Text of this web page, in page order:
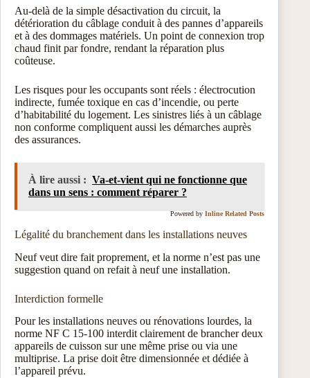
Au-delà de la simple désactivation du circuit, la
détérioration du câblage conduit à des pannes d’appareils
et à des dommages matériels. Un point de connexion trop
chaud finit par fondre, rendant la réparation plus
coûteuse.
Les risques pour les occupants sont réels : électrocution
indirecte, fumée toxique en cas d’incendie, ou perte
d’habitabilité du logement. Les sinistres liés à un câblage
non conforme compliquent aussi les démarches auprès
des assurances.
À lire aussi : Va-et-vient qui ne fonctionne que
dans un sens : comment réparer ?
Powered by Inline Related Posts
Légalité du branchement dans les installations neuves
Neuf veut dire fait proprement, et la norme n’est pas une
suggestion quand on refait à neuf une installation.
Interdiction formelle
Pour les installations neuves ou rénovations lourdes, la
norme NF C 15-100 interdit clairement de brancher deux
appareils de cuisson sur une même prise ou via une
multiprise. La prise doit être dimensionnée et dédiée à
l’appareil prévu.